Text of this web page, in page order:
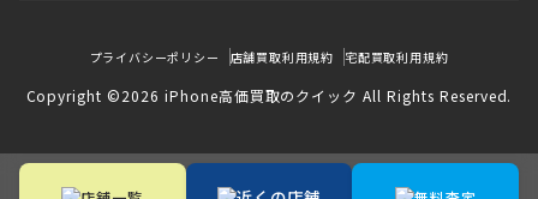
プライバシーポリシー 店舗買取利用規約 宅配買取利用規約
Copyright ©2026 iPhone高価買取のクイック All Rights Reserved.